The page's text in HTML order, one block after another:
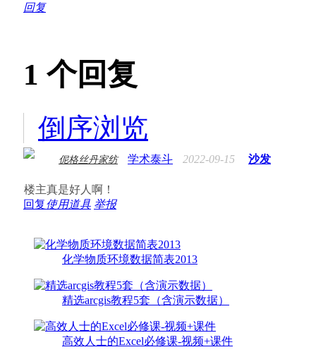
回复
1 个回复
倒序浏览
伲格丝丹家纺 学术泰斗 2022-09-15 沙发
楼主真是好人啊！
回复使用道具 举报
化学物质环境数据简表2013
精选arcgis教程5套（含演示数据）
高效人士的Excel必修课-视频+课件